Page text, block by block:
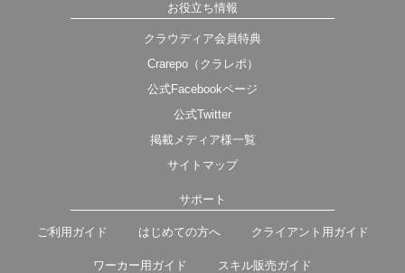
お役立ち情報
クラウディア会員特典
Crarepo（クラレポ）
公式Facebookページ
公式Twitter
掲載メディア様一覧
サイトマップ
サポート
ご利用ガイド はじめての方へ クライアント用ガイド
ワーカー用ガイド スキル販売ガイド